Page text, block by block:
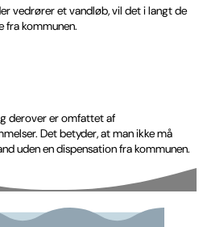
vedrører et vandløb, vil det i langt de
kommunen.
derover er omfattet af
Det betyder, at man ikke må
uden en dispensation fra kommunen.